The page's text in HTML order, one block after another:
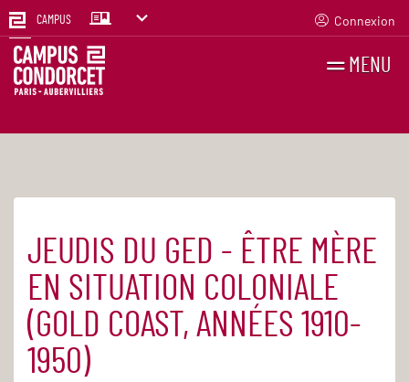
CAMPUS Connexion
MENU
Accueil Agenda
JEUDIS DU GED - ÊTRE MÈRE
EN SITUATION COLONIALE
(GOLD COAST, ANNÉES 1910-
1950)